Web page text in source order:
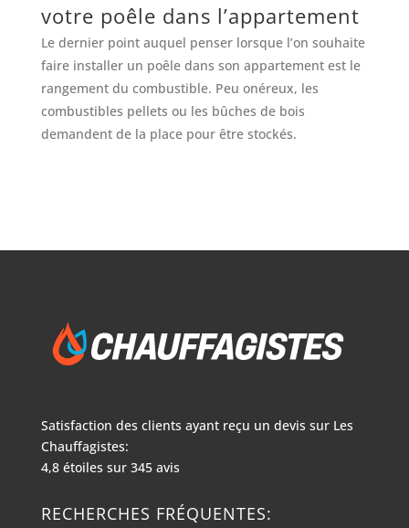
votre poêle dans l’appartement
Le dernier point auquel penser lorsque l’on souhaite
faire installer un poêle dans son appartement est le
rangement du combustible. Peu onéreux, les
combustibles pellets ou les bûches de bois
demandent de la place pour être stockés.
Satisfaction des clients ayant reçu un devis sur Les
Chauffagistes:
4,8étoiles sur 345avis
RECHERCHES FRÉQUENTES: